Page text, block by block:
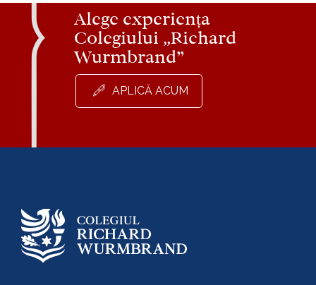
Alege experiența
Colegiului „Richard
Wurmbrand”
APLICĂ ACUM